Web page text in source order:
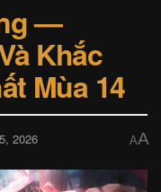
—
Khắc
Mùa 14
2026 AA